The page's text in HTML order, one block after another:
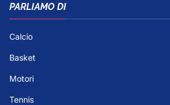
PARLIAMO DI
Calcio
Basket
Motori
Tennis